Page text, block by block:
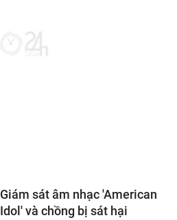
Giám sát âm nhạc 'American
Idol' và chồng bị sát hại